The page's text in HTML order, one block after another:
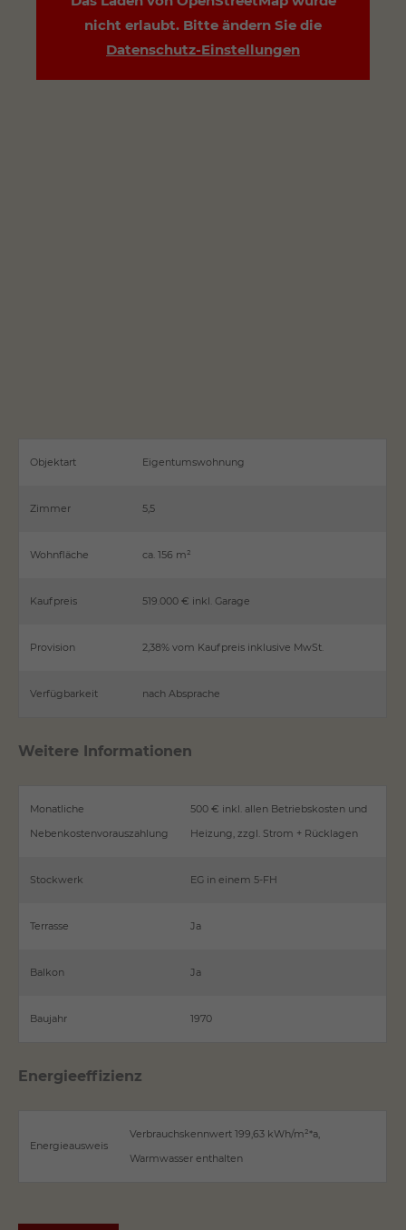
nicht erlaubt. Bitte ändern Sie die
Datenschutz-Einstellungen
Objektart Eigentumswohnung
Zimmer 5,5
Wohnfläche ca. 156 m²
Kaufpreis 519.000 € inkl. Garage
Provision 2,38% vom Kaufpreis inklusive MwSt.
Verfügbarkeit nach Absprache
Weitere Informationen
Monatliche
Nebenkostenvorauszahlung
500 € inkl. allen Betriebskosten und
Heizung, zzgl. Strom + Rücklagen
Stockwerk EG in einem 5-FH
Terrasse Ja
Balkon Ja
Baujahr 1970
Energieeffizienz
Energieausweis
Verbrauchskennwert 199,63 kWh/m²*a,
Warmwasser enthalten